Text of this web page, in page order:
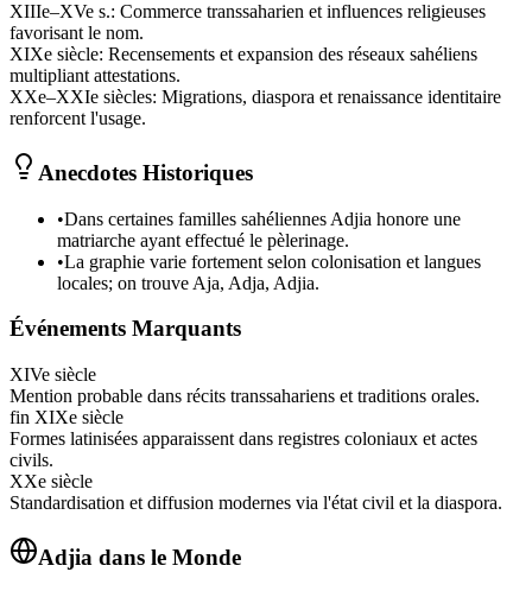
XIIIe–XVe s.: Commerce transsaharien et influences religieuses
favorisant le nom.
XIXe siècle: Recensements et expansion des réseaux sahéliens
multipliant attestations.
XXe–XXIe siècles: Migrations, diaspora et renaissance identitaire
renforcent l'usage.
Anecdotes Historiques
•Dans certaines familles sahéliennes Adjia honore une
matriarche ayant effectué le pèlerinage.
•La graphie varie fortement selon colonisation et langues
locales; on trouve Aja, Adja, Adjia.
Événements Marquants
XIVe siècle
Mention probable dans récits transsahariens et traditions orales.
fin XIXe siècle
Formes latinisées apparaissent dans registres coloniaux et actes
civils.
XXe siècle
Standardisation et diffusion modernes via l'état civil et la diaspora.
Adjia dans le Monde